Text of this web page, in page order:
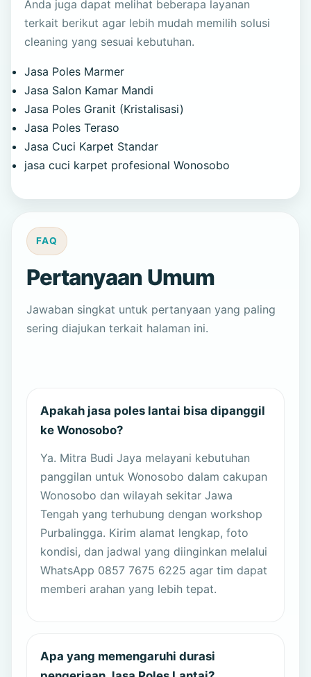
Anda juga dapat melihat beberapa layanan
terkait berikut agar lebih mudah memilih solusi
cleaning yang sesuai kebutuhan.
Jasa Poles Marmer
Jasa Salon Kamar Mandi
Jasa Poles Granit (Kristalisasi)
Jasa Poles Teraso
Jasa Cuci Karpet Standar
jasa cuci karpet profesional Wonosobo
FAQ
Pertanyaan Umum
Jawaban singkat untuk pertanyaan yang paling
sering diajukan terkait halaman ini.
Apakah jasa poles lantai bisa dipanggil
ke Wonosobo?
Ya. Mitra Budi Jaya melayani kebutuhan
panggilan untuk Wonosobo dalam cakupan
Wonosobo dan wilayah sekitar Jawa
Tengah yang terhubung dengan workshop
Purbalingga. Kirim alamat lengkap, foto
kondisi, dan jadwal yang diinginkan melalui
WhatsApp 0857 7675 6225 agar tim dapat
memberi arahan yang lebih tepat.
Apa yang memengaruhi durasi